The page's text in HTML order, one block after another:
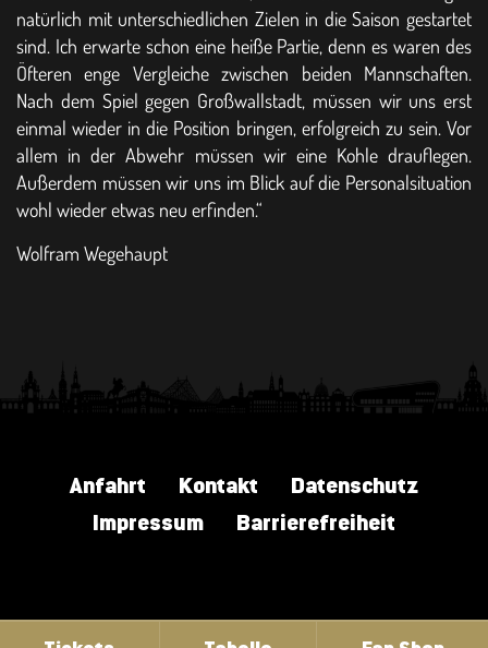
natürlich mit unterschiedlichen Zielen in die Saison gestartet
sind. Ich erwarte schon eine heiße Partie, denn es waren des
Öfteren enge Vergleiche zwischen beiden Mannschaften.
Nach dem Spiel gegen Großwallstadt, müssen wir uns erst
einmal wieder in die Position bringen, erfolgreich zu sein. Vor
allem in der Abwehr müssen wir eine Kohle drauflegen.
Außerdem müssen wir uns im Blick auf die Personalsituation
wohl wieder etwas neu erfinden.“
Wolfram Wegehaupt
Anfahrt Kontakt
Datenschutz
Impressum
Barrierefreiheit